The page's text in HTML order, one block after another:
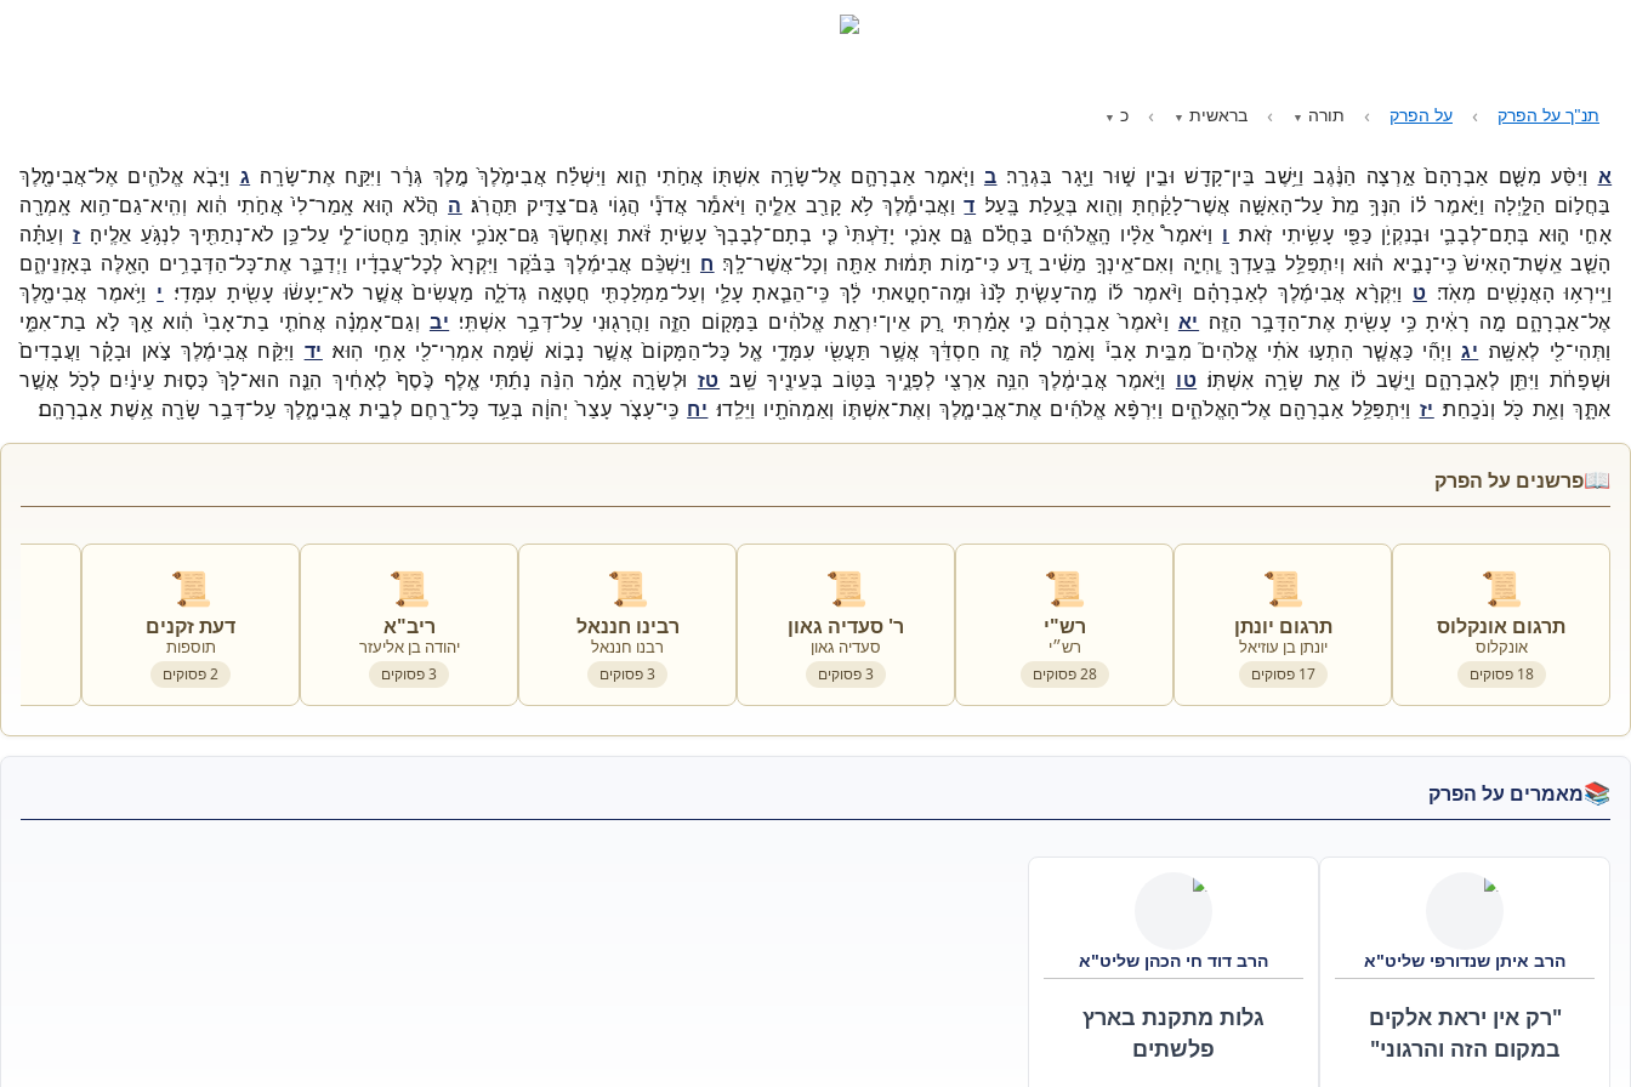
תנ"ך על הפרק על הפרק תורה בראשית כ
א וַיִּסַּ֨ע מִשָּׁ֤ם אַבְרָהָם֙ אַ֣רְצָה הַנֶּ֔גֶב וַיֵּ֥שֶׁב בֵּין־קָדֵ֖שׁ וּבֵ֣ין שׁ֑וּר וַיָּ֖גָר בִּגְרָֽר׃ ב וַיֹּ֧אמֶר אַבְרָהָ֛ם אֶל־שָׂרָ֥ה אִשְׁתּ֖וֹ אֲחֹ֣תִי הִ֑וא וַיִּשְׁלַ֗ח אֲבִימֶ֙לֶךְ֙ מֶ֣לֶךְ גְּרָ֔ר וַיִּקַּ֖ח אֶת־שָׂרָֽה׃ ג וַיָּבֹ֧א אֱלֹהִ֛ים אֶל־אֲבִימֶ֖לֶךְ
בַּחֲל֣וֹם הַלָּ֑יְלָה וַיֹּ֣אמֶר ל֗וֹ הִנְּךָ֥ מֵת֙ עַל־הָאִשָּׁ֣ה אֲשֶׁר־לָקַ֔חְתָּ וְהִ֖וא בְּעֻ֥לַת בָּֽעַל׃ ד וַאֲבִימֶ֕לֶךְ לֹ֥א קָרַ֖ב אֵלֶ֑יהָ וַיֹּאמַ֕ר אֲדֹנָ֕י הֲג֥וֹי גַּם־צַדִּ֖יק תַּהֲרֹֽג׃ ה הֲלֹ֨א ה֤וּא אָֽמַר־לִי֙ אֲחֹ֣תִי הִ֔וא וְהִֽיא־גַם־הִ֥וא אָֽמְרָ֖ה
אָחִ֣י ה֑וּא בְּתָם־לְבָבִ֛י וּבְנִקְיֹ֥ן כַּפַּ֖י עָשִׂ֥יתִי זֹֽאת׃ ו וַיֹּאמֶר֩ אֵלָ֨יו הָֽאֱלֹהִ֜ים בַּחֲלֹ֗ם גַּ֣ם אָנֹכִ֤י יָדַ֙עְתִּי֙ כִּ֤י בְתָם־לְבָבְךָ֙ עָשִׂ֣יתָ זֹּ֔את וָאֶחְשֹׂ֧ךְ גַּם־אָנֹכִ֛י אֽוֹתְךָ֖ מֵחֲטוֹ־לִ֑י עַל־כֵּ֥ן לֹא־נְתַתִּ֖יךָ לִנְגֹּ֥עַ אֵלֶֽיהָ׃ ז וְעַתָּ֗ה
הָשֵׁ֤ב אֵֽשֶׁת־הָאִישׁ֙ כִּֽי־נָבִ֣יא ה֔וּא וְיִתְפַּלֵּ֥ל בַּֽעַדְךָ֖ וֶֽחְיֵ֑ה וְאִם־אֵֽינְךָ֣ מֵשִׁ֗יב דַּ֚ע כִּי־מ֣וֹת תָּמ֔וּת אַתָּ֖ה וְכָל־אֲשֶׁר־לָֽךְ׃ ח וַיַּשְׁכֵּ֨ם אֲבִימֶ֜לֶךְ בַּבֹּ֗קֶר וַיִּקְרָא֙ לְכָל־עֲבָדָ֔יו וַיְדַבֵּ֛ר אֶת־כָּל־הַדְּבָרִ֥ים הָאֵ֖לֶּה בְּאָזְנֵיהֶ֑ם
וַיִּֽירְא֥וּ הָאֲנָשִׁ֖ים מְאֹֽד׃ ט וַיִּקְרָ֨א אֲבִימֶ֜לֶךְ לְאַבְרָהָ֗ם וַיֹּ֨אמֶר ל֜וֹ מֶֽה־עָשִׂ֤יתָ לָּ֙נוּ֙ וּמֶֽה־חָטָ֣אתִי לָ֔ךְ כִּֽי־הֵבֵ֧אתָ עָלַ֛י וְעַל־מַמְלַכְתִּ֖י חֲטָאָ֣ה גְדֹלָ֑ה מַעֲשִׂים֙ אֲשֶׁ֣ר לֹא־יֵֽעָשׂ֔וּ עָשִׂ֖יתָ עִמָּדִֽי׃ י וַיֹּ֥אמֶר אֲבִימֶ֖לֶךְ
אֶל־אַבְרָהָ֑ם מָ֣ה רָאִ֔יתָ כִּ֥י עָשִׂ֖יתָ אֶת־הַדָּבָ֥ר הַזֶּֽה׃ יא וַיֹּ֙אמֶר֙ אַבְרָהָ֔ם כִּ֣י אָמַ֗רְתִּי רַ֚ק אֵין־יִרְאַ֣ת אֱלֹהִ֔ים בַּמָּק֖וֹם הַזֶּ֑ה וַהֲרָג֖וּנִי עַל־דְּבַ֥ר אִשְׁתִּֽי׃ יב וְגַם־אָמְנָ֗ה אֲחֹתִ֤י בַת־אָבִי֙ הִ֔וא אַ֖ךְ לֹ֣א בַת־אִמִּ֑י
וַתְּהִי־לִ֖י לְאִשָּֽׁה׃ יג וַיְהִ֞י כַּאֲשֶׁ֧ר הִתְע֣וּ אֹתִ֗י אֱלֹהִים֮ מִבֵּ֣ית אָבִי֒ וָאֹמַ֣ר לָ֔הּ זֶ֣ה חַסְדֵּ֔ךְ אֲשֶׁ֥ר תַּעֲשִׂ֖י עִמָּדִ֑י אֶ֤ל כָּל־הַמָּקוֹם֙ אֲשֶׁ֣ר נָב֣וֹא שָׁ֔מָּה אִמְרִי־לִ֖י אָחִ֥י הֽוּא׃ יד וַיִּקַּ֨ח אֲבִימֶ֜לֶךְ צֹ֣אן וּבָקָ֗ר וַעֲבָדִים֙
וּשְׁפָחֹ֔ת וַיִּתֵּ֖ן לְאַבְרָהָ֑ם וַיָּ֣שֶׁב ל֔וֹ אֵ֖ת שָׂרָ֥ה אִשְׁתּֽוֹ׃ טו וַיֹּ֣אמֶר אֲבִימֶ֔לֶךְ הִנֵּ֥ה אַרְצִ֖י לְפָנֶ֑יךָ בַּטּ֥וֹב בְּעֵינֶ֖יךָ שֵֽׁב׃ טז וּלְשָׂרָ֣ה אָמַ֗ר הִנֵּ֨ה נָתַ֜תִּי אֶ֤לֶף כֶּ֙סֶף֙ לְאָחִ֔יךְ הִנֵּ֤ה הוּא־לָךְ֙ כְּס֣וּת עֵינַ֔יִם לְכֹ֖ל אֲשֶׁ֣ר
אִתָּ֑ךְ וְאֵ֥ת כֹּ֖ל וְנֹכָֽחַת׃ יז וַיִּתְפַּלֵּ֥ל אַבְרָהָ֖ם אֶל־הָאֱלֹהִ֑ים וַיִּרְפָּ֨א אֱלֹהִ֜ים אֶת־אֲבִימֶ֧לֶךְ וְאֶת־אִשְׁתּ֛וֹ וְאַמְהֹתָ֖יו וַיֵּלֵֽדוּ׃ יח כִּֽי־עָצֹ֤ר עָצַר֙ יְהוָ֔ה בְּעַ֥ד כָּל־רֶ֖חֶם לְבֵ֣ית אֲבִימֶ֑לֶךְ עַל־דְּבַ֥ר שָׂרָ֖ה אֵ֥שֶׁת אַבְרָהָֽם׃
📖פרשנים על הפרק
📜
תרגום אונקלוס
אונקלוס
18 פסוקים
📜
תרגום יונתן
יונתן בן עוזיאל
17 פסוקים
📜
רש"י
רש״י
28פסוקים
📜
ר' סעדיה גאון
סעדיה גאון
3פסוקים
📜
רבינו חננאל
רבנו חננאל
3פסוקים
📜
ריב"א
יהודה בן אליעזר
3פסוקים
📜
דעת זקנים
תוספות
2פסוקים
📚מאמרים על הפרק
הרב איתן שנדורפי שליט"א
"רק אין יראת אלקים
במקום הזה והרגוני"
הרב דוד חי הכהן שליט"א
גלות מתקנת בארץ
פלשתים